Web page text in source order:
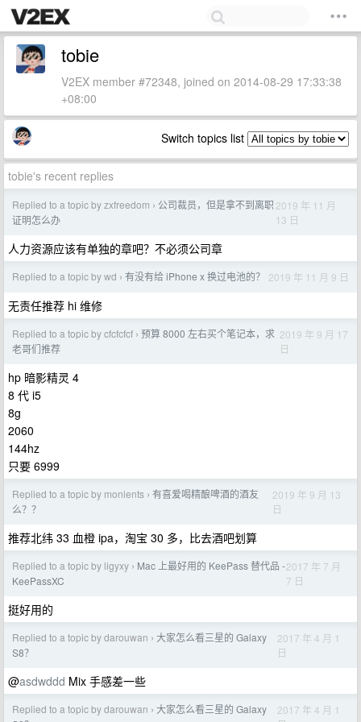
tobie
V2EX member #72348, joined on 2014-08-29 17:33:38
+08:00
Switch topics list
tobie's recent replies
Replied to a topic by zxfreedom › 公司裁员，但是拿不到离职
证明怎么办
2019 年 11 月
13 日
人力资源应该有单独的章吧？不必须公司章
Replied to a topic by wd › 有没有给 iPhone x 换过电池的？ 2019 年 11 月 9 日
无责任推荐 hi 维修
Replied to a topic by cfcfcfcf › 预算 8000 左右买个笔记本，求
老哥们推荐
2019 年 9 月 17
日
hp 暗影精灵 4
8 代 i5
8g
2060
144hz
只要 6999
Replied to a topic by monients › 有喜爱喝精酿啤酒的酒友
么？？
2019 年 9 月 13
日
推荐北纬 33 血橙 ipa，淘宝 30 多，比去酒吧划算
Replied to a topic by ligyxy › Mac 上最好用的 KeePass 替代品 -
KeePassXC
2017 年 7 月
7 日
挺好用的
Replied to a topic by darouwan › 大家怎么看三星的 Galaxy
S8？
2017 年 4 月 1
日
@asdwddd Mix 手感差一些
Replied to a topic by darouwan › 大家怎么看三星的 Galaxy
2017 年 4 月 1